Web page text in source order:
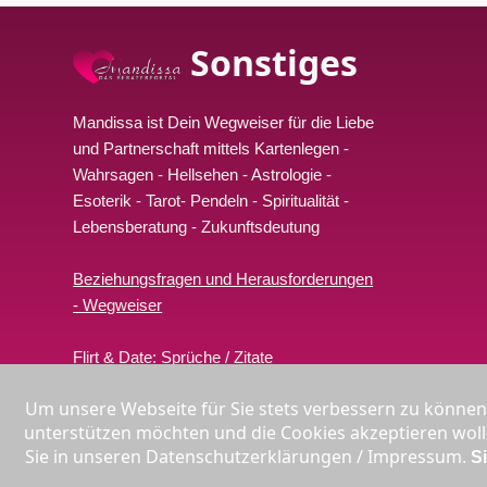
Sonstiges
Mandissa ist Dein Wegweiser für die Liebe
und Partnerschaft mittels Kartenlegen -
Wahrsagen - Hellsehen - Astrologie -
Esoterik - Tarot- Pendeln - Spiritualität -
Lebensberatung - Zukunftsdeutung
Beziehungsfragen und Herausforderungen
- Wegweiser
Flirt & Date: Sprüche / Zitate
Liebeslegung online
*Gebühr pro Minute
Um unsere Webseite für Sie stets verbessern zu
unterstützen möchten und die Cookies akzeptieren
Sie in unseren Datenschutzerklärungen / Impressum.